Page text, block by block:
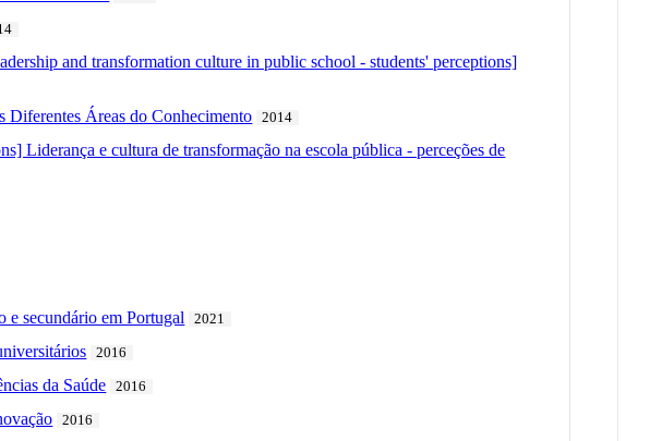
and transformation culture in public school - students' perceptions]
Diferentes Áreas do Conhecimento 2014
Liderança e cultura de transformação na escola pública - perceções de
e secundário em Portugal 2021
2016
da Saúde 2016
2016